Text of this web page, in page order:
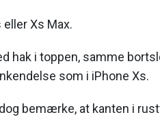
Xs Max.
hak i toppen, samme
som i iPhone Xs.
bemærke, at kanten i